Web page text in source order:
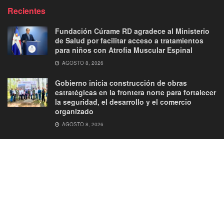
Recientes
Fundación Cúrame RD agradece al Ministerio
de Salud por facilitar acceso a tratamientos
para niños con Atrofia Muscular Espinal
AGOSTO 8, 2026
Gobierno inicia construcción de obras
estratégicas en la frontera norte para fortalecer
la seguridad, el desarrollo y el comercio
organizado
AGOSTO 8, 2026